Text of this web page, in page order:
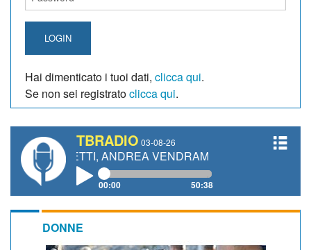
LOGIN
Hai dimenticato i tuoi dati, clicca qui.
Se non sei registratoclicca qui.
TBRADIO 03-08-26
ANDREA VENDRAME, FILIPPO FIORELLI
00:00 50:38
DONNE